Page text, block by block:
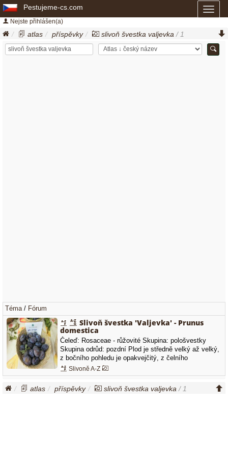
Pestujeme-cs.com
Nejste přihlášen(a)
atlas příspěvky slivoň švestka valjevka / 1
Téma / Fórum
Slivoň švestka 'Valjevka' - Prunus
domestica
Čeleď: Rosaceae - růžovité Skupina: pološvestky
Skupina odrůd: pozdní Plod je středně velký až velký,
z bočního pohledu je opakvejčitý, z čelního
nesouměrný. Slupka je po odstranění ojínění tmavě
modrá. Dužnina je žlutavě zelená, sladká, středně tuhá
až tuhá, málo až středně šťavnatá. Chuť je navinule
sladká…
Slivoně A-Z
atlas příspěvky slivoň švestka valjevka / 1